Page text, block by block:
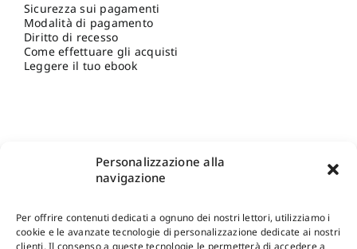
Personalizzazione alla
navigazione
Per offrire contenuti dedicati a ognuno dei nostri lettori, utilizziamo i
cookie e le avanzate tecnologie di personalizzazione dedicate ai nostri
clienti. Il consenso a queste tecnologie le permetterà di accedere a
Sicurezza sui pagamenti
Modalità di pagamento
Diritto di recesso
Come effettuare gli acquisti
Leggere il tuo ebook